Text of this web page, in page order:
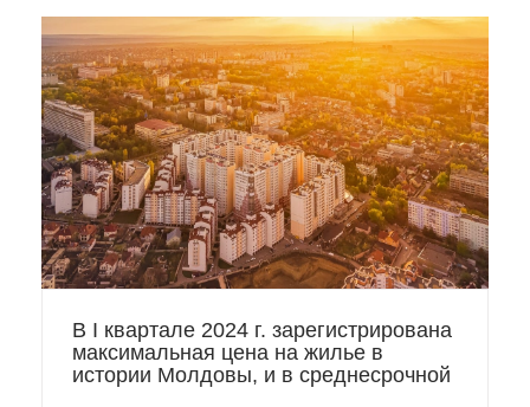
В I квартале 2024 г. зарегистрирована
максимальная цена на жилье в
истории Молдовы, и в среднесрочной